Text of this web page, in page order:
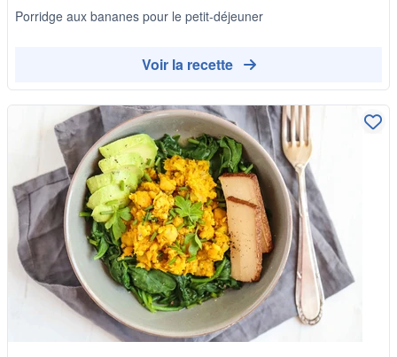
Porridge aux bananes pour le petit-déjeuner
Voir la recette